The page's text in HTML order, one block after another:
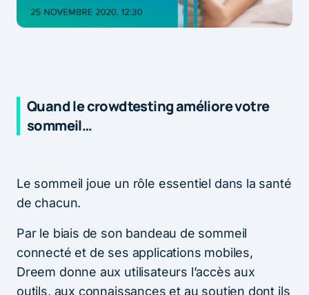
Quand le crowdtesting améliore votre
sommeil…
Le sommeil joue un rôle essentiel dans la santé
de chacun.
Par le biais de son bandeau de sommeil
connecté et de ses applications mobiles,
Dreem donne aux utilisateurs l’accès aux
outils, aux connaissances et au soutien dont ils